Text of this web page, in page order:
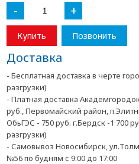
- +
Купить Позвонить
Доставка
- Бесплатная доставка в черте
разгрузки)
- Платная доставка
руб., Первомайский район,
ОбьГЭС - 750 руб. г.Бердск -1 700
разгрузки)
- Самовывоз Новосибирск,
№56 по будням с 9:00 до 17:00